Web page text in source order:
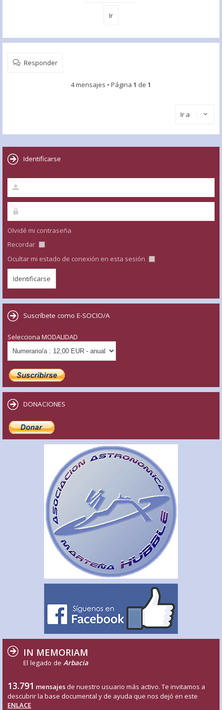
Responder
4 mensajes • Página 1 de 1
Ir a
Identificarse
Olvidé mi contraseña
Recordar
Ocultar mi estado de conexión en esta sesión
Suscríbete como E-SOCIO/A
Selecciona MODALIDAD
DONACIONES
IN MEMORIAM
El legado de Arbacia
13.791 mensajes de nuestro usuario más activo. Te invitamos a
descubrir la base documental y de ayuda que nos dejó en este
ENLACE